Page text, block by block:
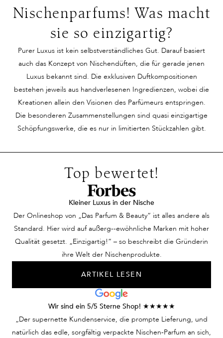
trägt ein schlichtes
Kleid, doch ihre
unvergleichlich. Ihr
Lächeln und die
Leichtigkeit ihrer
Bewegungen ziehen alle
Blicke auf sich. Auf den
ersten Blick erscheint
sie unnahbar, ein Hauch
Menschen um sie herum
sind wie verzaubert, als
ob dieser Duft
Geschichten aus einer
Traumvorstellung –
unsere Nischendüfte für
Eleganz aus. Seine
Präsenz wird
wahrgenommen und
scheue Blicke der
Bewunderung streifen
ihn. Dann begegnet ihm
DIE Frau –
wunderschön,
selbstbewusst und
scheinbar unerreichbar.
Schaut sie ihm
hinterher? Nein. Doch
dann streift sie ein
unvergleichlich guter
Duft und sie kann nicht
anders. Ein Parfum zum
Köpfe verdrehen! Nur
Keineswegs. Wir
verhelfen Ihnen mit
Ihrem Herrenduft,
dieser Mann zu sein.
noch rein
sondern eine
geschaffen
zu
Duft scheint
Geschichten
erzählen,
zu wecken,
einer
einer
Harmonie
Zufall,
Nischenparfums! Was macht
sie so einzigartig?
Purer Luxus ist kein selbstverständliches Gut. Darauf basiert
auch das Konzept von Nischendüften, die für gerade jenen
Luxus bekannt sind. Die exklusiven Duftkompositionen
bestehen jeweils aus handverlesenen Ingredienzen, wobei die
Kreationen allein den Visionen des Parfümeurs entspringen.
Die besonderen Zusammenstellungen sind quasi einzigartige
Schöpfungswerke, die es nur in limitierten Stückzahlen gibt.
Top bewertet!
Kleiner Luxus in der Nische
Der Onlineshop von „Das Parfum & Beauty“ ist alles andere als
Standard. Hier wird auf außerg--ewöhnliche Marken mit hoher
Qualität gesetzt. „Einzigartig!“ – so beschreibt die Gründerin
ihre Welt der Nischenprodukte.
ARTIKEL LESEN
Wir sind ein 5/5 Sterne Shop! ★★★★★
„Der supernette Kundenservice, die prompte Lieferung, und
natürlich das edle, sorgfältig verpackte Nischen-Parfum an sich,